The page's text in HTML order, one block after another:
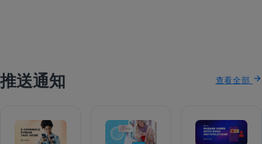
推送通知 查看全部